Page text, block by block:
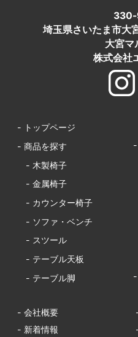
330-
埼玉県さいたま市大
大宮マ
株式会社
- トップページ
- 商品を探す
- 木製椅子
- 金属椅子
- カウンター椅子
- ソファ・ベンチ
- スツール
- テーブル天板
- テーブル脚
- 会社概要
- 新着情報